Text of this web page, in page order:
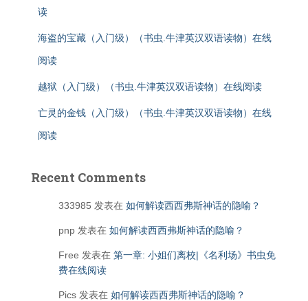
读
海盗的宝藏（入门级）（书虫.牛津英汉双语读物）在线
阅读
越狱（入门级）（书虫.牛津英汉双语读物）在线阅读
亡灵的金钱（入门级）（书虫.牛津英汉双语读物）在线
阅读
Recent Comments
333985 发表在 如何解读西西弗斯神话的隐喻？
pnp 发表在 如何解读西西弗斯神话的隐喻？
Free 发表在 第一章: 小姐们离校|《名利场》书虫免
费在线阅读
Pics 发表在 如何解读西西弗斯神话的隐喻？